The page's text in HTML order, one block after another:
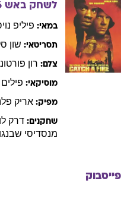
לשחק באש
במאי: פיליפ
תסריטאי: שון
צלם: רון
מוסיקאי: פילים
מפיק: אריק
שחקנים: דרק
מנסדיסי שבנגו
פייסבוק